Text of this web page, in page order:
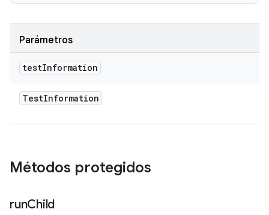
Parámetros
testInformation
TestInformation
Métodos protegidos
runChild